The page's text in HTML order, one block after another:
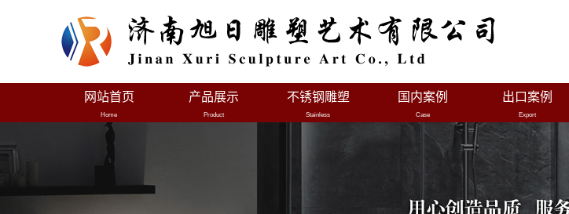
网站首页
Home
产品展示
Product
不锈钢雕塑
Stainless
国内案例
Case
出口案例
Export